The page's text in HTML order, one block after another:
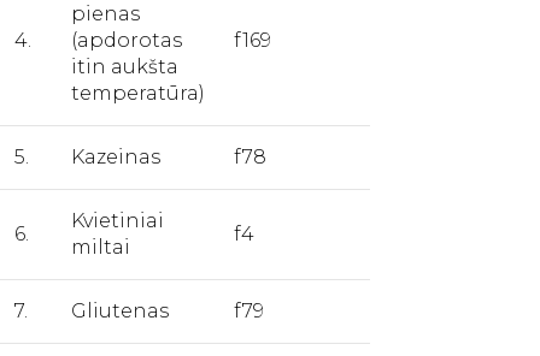
4.
pienas
(apdorotas
itin aukšta
temperatūra)
f169
5. Kazeinas f78
6.
Kvietiniai
miltai
f4
7. Gliutenas f79